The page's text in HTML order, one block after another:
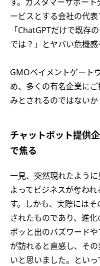
ービスとする会社の代
「ChatGPTだけで既存
では？」とヤバい危機感
GMOペイメントゲート
め、多くの有名企業に
みとされるのではないか
チャットボット提供
で焦る
一見、突然現れたよう
よってビジネスが奪わ
す。しかも、実際には
されたものであり、進化
ポッと出のバズワード
が訪れると直感し、そ
いと思いました。とい